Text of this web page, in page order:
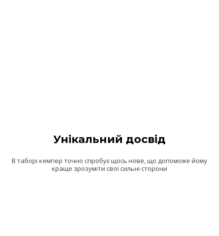
Унікальний досвід
В таборі кемпер точно спробує щось нове, що допоможе йому
краще зрозуміти свої сильні сторони